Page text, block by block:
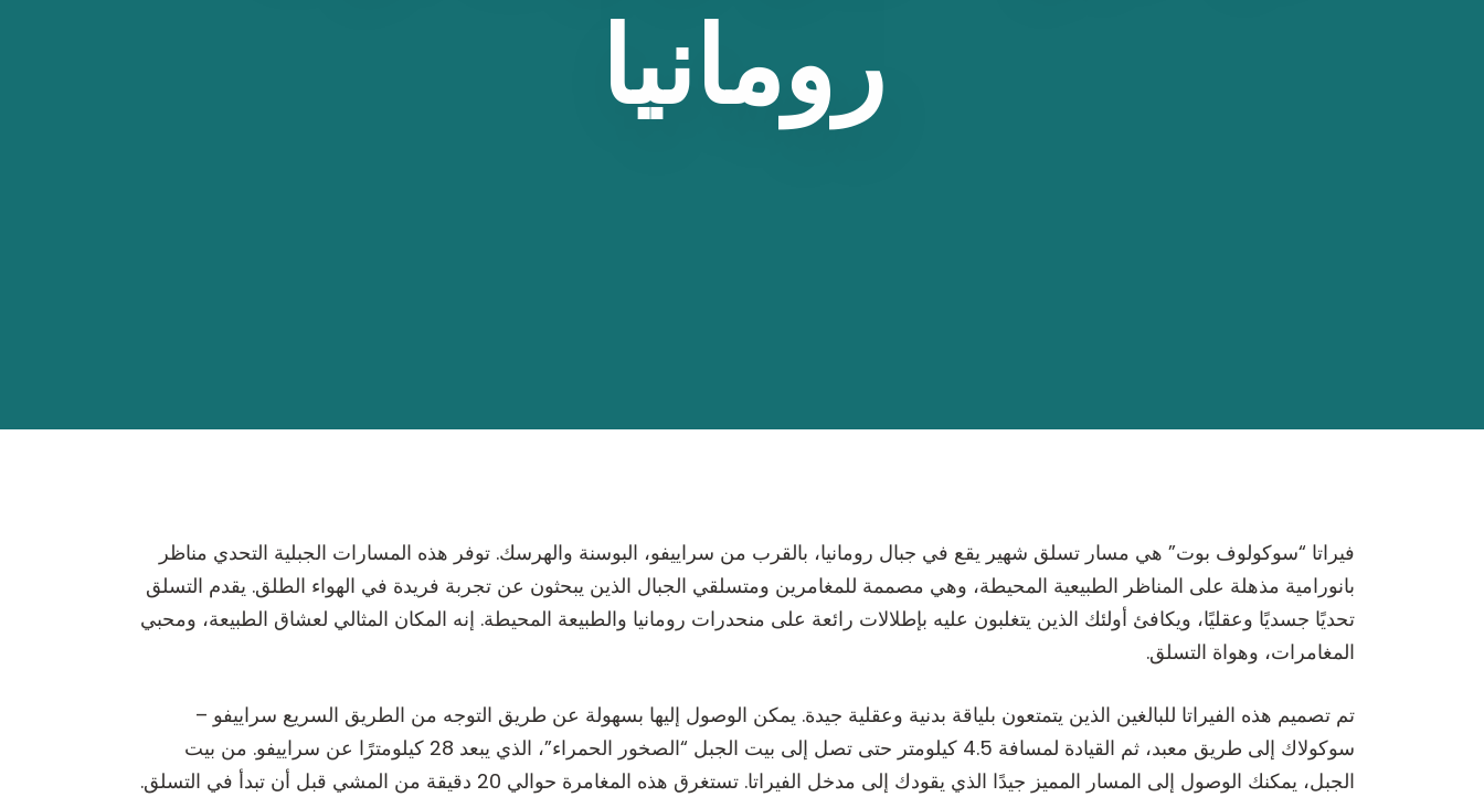
رومانيا
فيراتا “سوكولوف بوت” هي مسار تسلق شهير يقع في جبال رومانيا، بالقرب من سراييفو، البوسنة والهرسك. توفر هذه المسارات الجبلية التحدي مناظر
بانورامية مذهلة على المناظر الطبيعية المحيطة، وهي مصممة للمغامرين ومتسلقي الجبال الذين يبحثون عن تجربة فريدة في الهواء الطلق. يقدم التسلق
تحديًا جسديًا وعقليًا، ويكافئ أولئك الذين يتغلبون عليه بإطلالات رائعة على منحدرات رومانيا والطبيعة المحيطة. إنه المكان المثالي لعشاق الطبيعة، ومحبي
المغامرات، وهواة التسلق.
تم تصميم هذه الفيراتا للبالغين الذين يتمتعون بلياقة بدنية وعقلية جيدة. يمكن الوصول إليها بسهولة عن طريق التوجه من الطريق السريع سراييفو –
سوكولاك إلى طريق معبد، ثم القيادة لمسافة 4.5 كيلومتر حتى تصل إلى بيت الجبل “الصخور الحمراء”، الذي يبعد 28 كيلومترًا عن سراييفو. من بيت
الجبل، يمكنك الوصول إلى المسار المميز جيدًا الذي يقودك إلى مدخل الفيراتا. تستغرق هذه المغامرة حوالي 20 دقيقة من المشي قبل أن تبدأ في التسلق.